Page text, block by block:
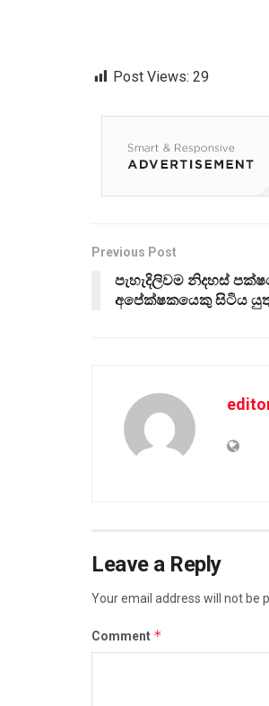
Post Views: 29
Previous Post
පැහැදිලිවම නිදහස්
අපේක්ෂකයෙකු සිටිය
Leave a Reply
Your email address will not be
Comment *